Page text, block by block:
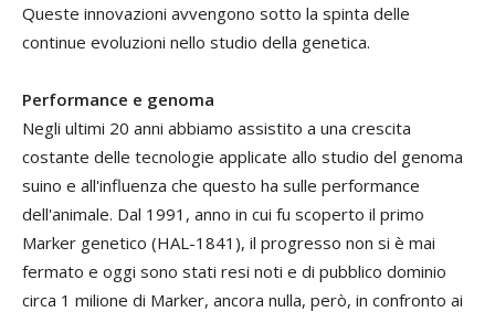
Queste innovazioni avvengono sotto la spinta delle
continue evoluzioni nello studio della genetica.
Performance e genoma
Negli ultimi 20 anni abbiamo assistito a una crescita
costante delle tecnologie applicate allo studio del genoma
suino e all'influenza che questo ha sulle performance
dell'animale. Dal 1991, anno in cui fu scoperto il primo
Marker genetico (HAL-1841), il progresso non si è mai
fermato e oggi sono stati resi noti e di pubblico dominio
circa 1 milione di Marker, ancora nulla, però, in confronto ai